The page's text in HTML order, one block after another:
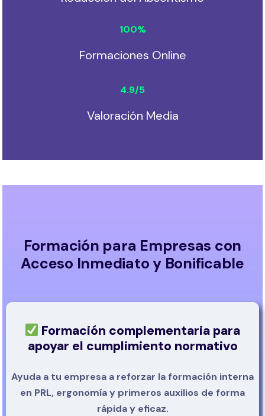
Formaciones Online
100%
Valoración Media
4.9/5
Formación para Empresas con
Acceso Inmediato y Bonificable
Formación complementaria para
apoyar el cumplimiento normativo
Ayuda a tu empresa a reforzar la formación interna
en PRL, ergonomía y primeros auxilios de forma
rápida y eficaz.